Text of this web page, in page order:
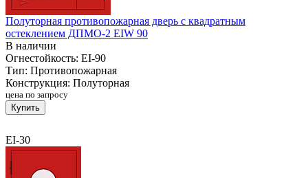
Полуторная противопожарная дверь с квадратным
остеклением ДПМО-2 EIW 90
В наличии
Огнестойкость: EI-90
Тип: Противопожарная
Конструкция: Полуторная
цена по запросу
Купить
EI-30